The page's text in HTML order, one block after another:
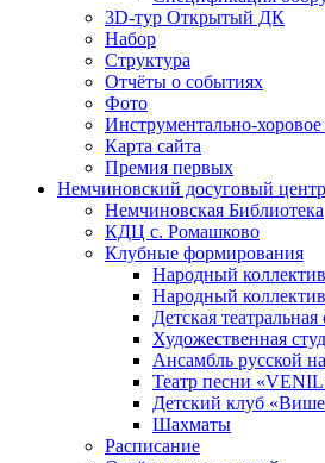
3D-тур Открытый ДК
Набор
Структура
Отчёты о событиях
Фото
Инструментально-
Карта сайта
Премия первых
Немчиновский досуговый центр
Немчиновская Библиотека
КДЦ с. Ромашково
Клубные формирования
Народный
Народный
Детская
Художественная
Ансамбль русской
Театр песни
Детский клуб
Шахматы
Расписание